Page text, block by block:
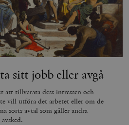
sitt jobb eller avgå
att tillvarata dess intressen och
vill utföra det arbetet eller om de
sorts avtal som gäller andra